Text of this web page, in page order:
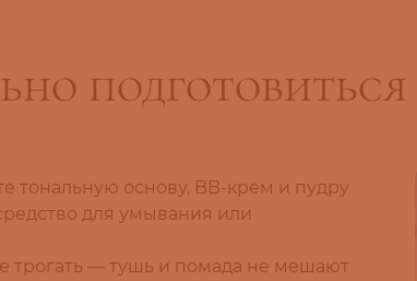
подготовиться
тональную основу, BB-крем и пудру
для умывания или
трогать — тушь и помада не мешают